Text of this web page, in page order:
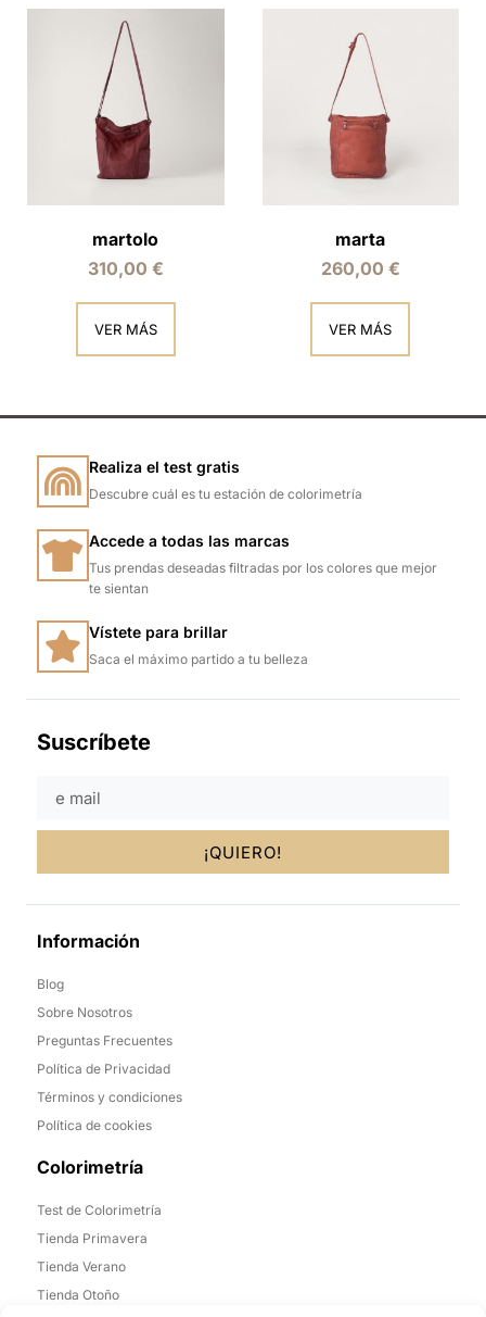
martolo
310,00 €
VER MÁS
marta
260,00 €
VER MÁS
Realiza el test gratis
Descubre cuál es tu estación de colorimetría
Accede a todas las marcas
Tus prendas deseadas filtradas por los colores que mejor
te sientan
Vístete para brillar
Saca el máximo partido a tu belleza
Suscríbete
¡QUIERO!
Información
Blog
Sobre Nosotros
Preguntas Frecuentes
Política de Privacidad
Términos y condiciones
Política de cookies
Colorimetría
Test de Colorimetría
Tienda Primavera
Tienda Verano
Tienda Otoño